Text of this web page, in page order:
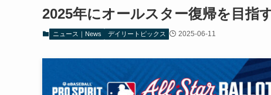
2025年にオールスター復帰を目指
ニュース｜News デイリートピックス 2025-06-11